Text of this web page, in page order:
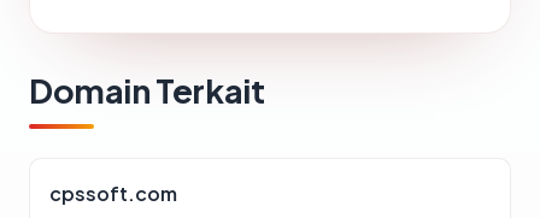
Domain Terkait
cpssoft.com